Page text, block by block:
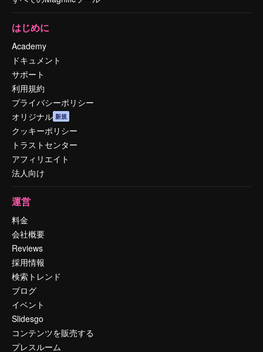
はじめに
Academy
ドキュメント
サポート
利用規約
プライバシーポリシー
オリジナル 新規
クッキーポリシー
トラストセンター
アフィリエイト
法人向け
運営
料金
会社概要
Reviews
採用情報
検索トレンド
ブログ
イベント
Slidesgo
コンテンツを販売する
プレスルーム